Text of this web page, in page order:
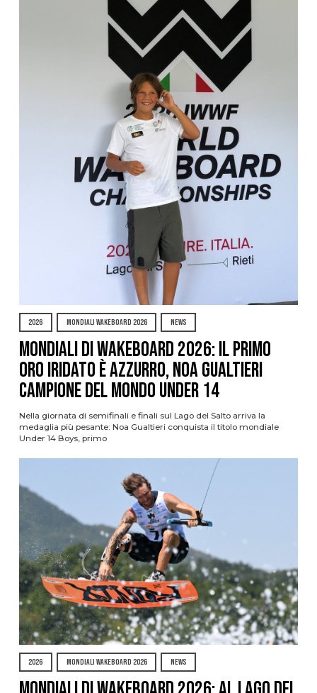
2026 MONDIALI WAKEBOARD 2026 NEWS
Mondiali di Wakeboard 2026: il primo
oro iridato è azzurro, Noa Gualtieri
campione del mondo Under 14
Nella giornata di semifinali e finali sul Lago del Salto arriva la
medaglia più pesante: Noa Gualtieri conquista il titolo mondiale
Under 14 Boys, primo
2026 MONDIALI WAKEBOARD 2026 NEWS